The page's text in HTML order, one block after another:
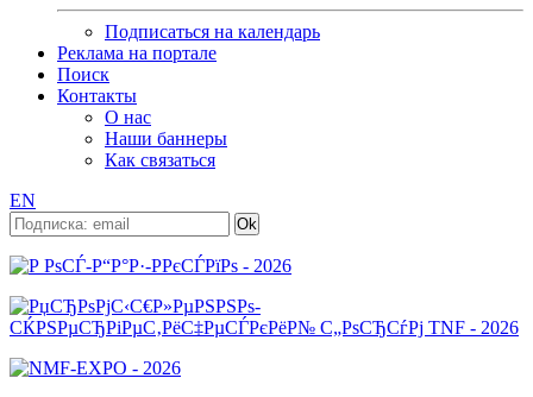
Подписаться на календарь
Реклама на портале
Поиск
Контакты
О нас
Наши баннеры
Как связаться
EN